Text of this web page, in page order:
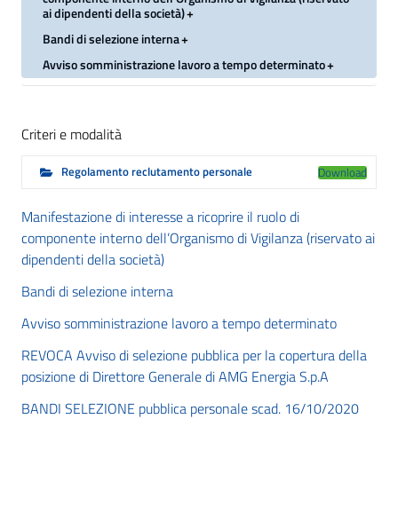
ai dipendenti della società)
Bandi di selezione interna
Avviso somministrazione lavoro a tempo determinato
Criteri e modalità
Regolamento reclutamento personale Download
Manifestazione di interesse a ricoprire il ruolo di
componente interno dell’Organismo di Vigilanza (riservato ai
dipendenti della società)
Bandi di selezione interna
Avviso somministrazione lavoro a tempo determinato
REVOCA Avviso di selezione pubblica per la copertura della
posizione di Direttore Generale di AMG Energia S.p.A
BANDI SELEZIONE pubblica personale scad. 16/10/2020